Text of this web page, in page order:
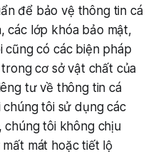
để bảo vệ thông tin cá
các lớp khóa bảo mật,
cũng có các biện pháp
cơ sở vật chất của
tư về thông tin cá
chúng tôi sử dụng các
chúng tôi không chịu
mát hoặc tiết lộ